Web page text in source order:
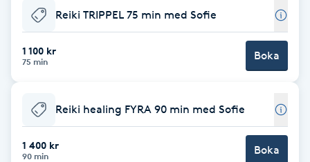
Celluliter
Coachning
Cryoterapi
Reiki TRIPPEL 75 min med Sofie
1 100 kr
75 min Boka
Reiki healing FYRA 90 min med Sofie
1 400 kr
90 min Boka